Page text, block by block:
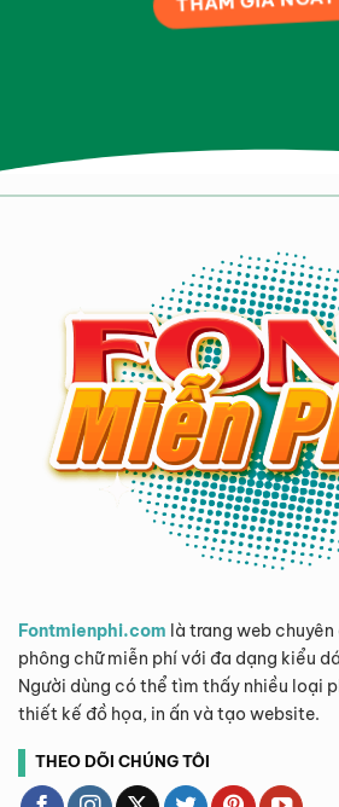
Fontmienphi.com là trang web
phông chữ miễn phí với đa dạng kiểu
Người dùng có thể tìm thấy nhiều loại
thiết kế đồ họa, in ấn và tạo website.
THEO DÕI CHÚNG TÔI